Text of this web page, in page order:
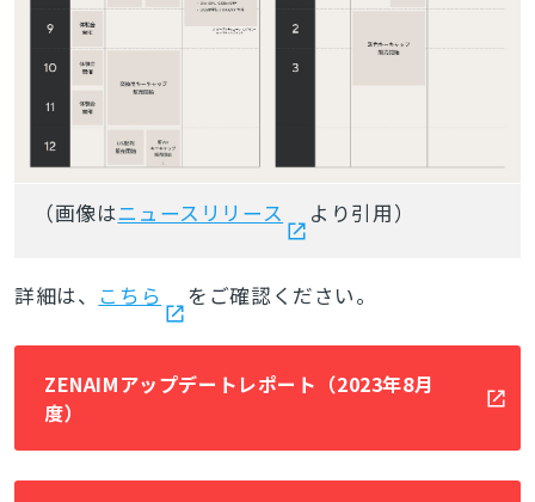
（画像はニュースリリース より引用）
詳細は、 こちら をご確認ください。
ZENAIMアップデートレポート（2023年8月
度）